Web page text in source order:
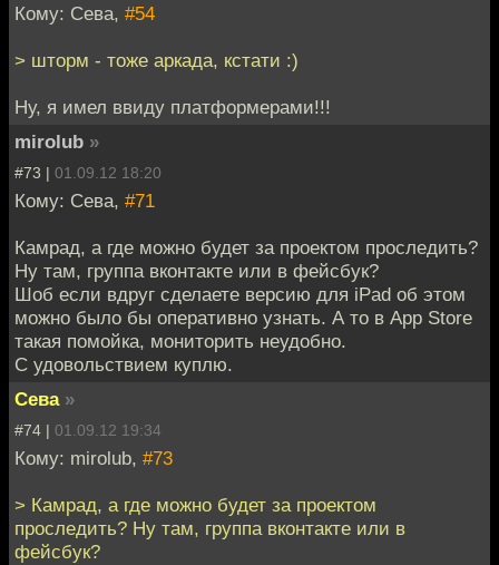
Кому: Сева, #54
> шторм - тоже аркада, кстати :)
Ну, я имел ввиду платформерами!!!
mirolub »
#73 | 01.09.12 18:20
Кому: Сева, #71
Камрад, а где можно будет за проектом проследить?
Ну там, группа вконтакте или в фейсбук?
Шоб если вдруг сделаете версию для iPad об этом
можно было бы оперативно узнать. А то в App Store
такая помойка, мониторить неудобно.
С удовольствием куплю.
Сева »
#74 | 01.09.12 19:34
Кому: mirolub, #73
> Камрад, а где можно будет за проектом
проследить? Ну там, группа вконтакте или в
фейсбук?